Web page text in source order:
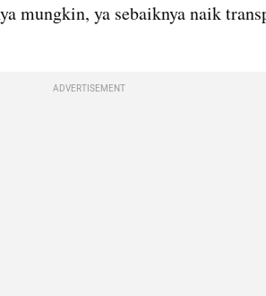
mungkin, ya sebaiknya naik
ADVERTISEMENT